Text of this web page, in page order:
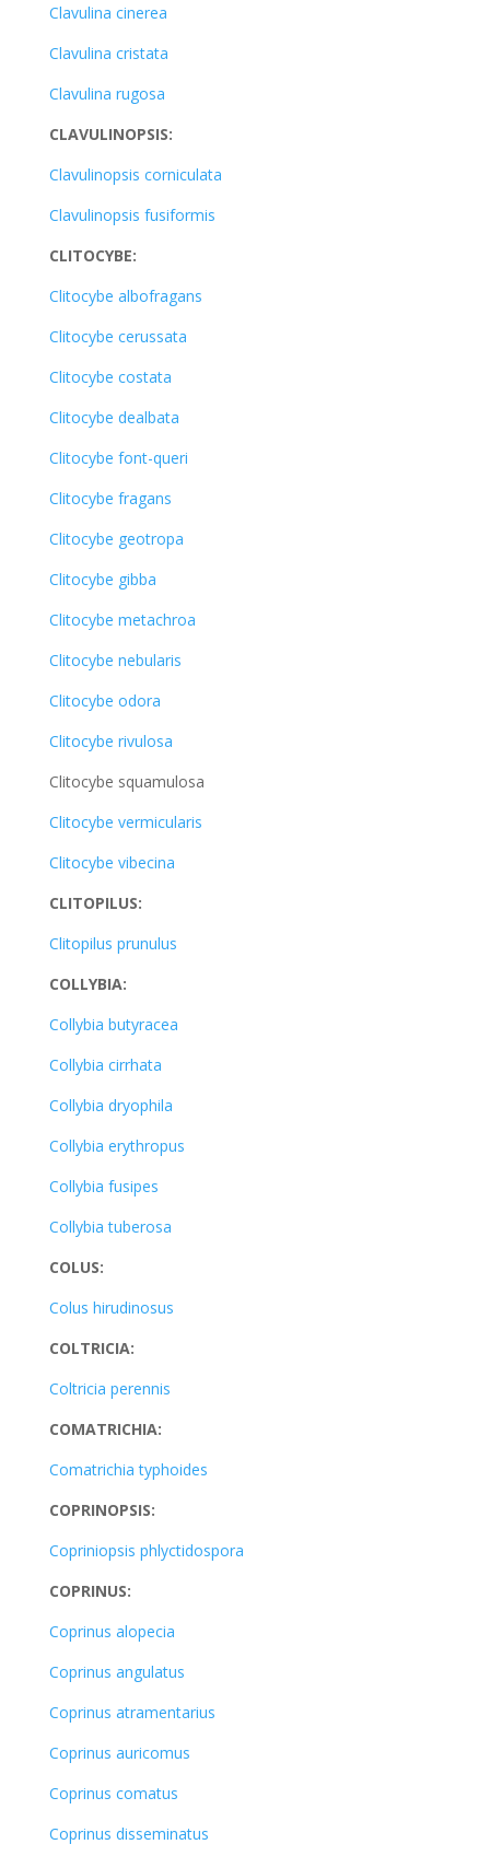
Clavulina cinerea
Clavulina cristata
Clavulina rugosa
CLAVULINOPSIS:
Clavulinopsis corniculata
Clavulinopsis fusiformis
CLITOCYBE:
Clitocybe albofragans
Clitocybe cerussata
Clitocybe costata
Clitocybe dealbata
Clitocybe font-queri
Clitocybe fragans
Clitocybe geotropa
Clitocybe gibba
Clitocybe metachroa
Clitocybe nebularis
Clitocybe odora
Clitocybe rivulosa
Clitocybe squamulosa
Clitocybe vermicularis
Clitocybe vibecina
CLITOPILUS:
Clitopilus prunulus
COLLYBIA:
Collybia butyracea
Collybia cirrhata
Collybia dryophila
Collybia erythropus
Collybia fusipes
Collybia tuberosa
COLUS:
Colus hirudinosus
COLTRICIA:
Coltricia perennis
COMATRICHIA:
Comatrichia typhoides
COPRINOPSIS:
Copriniopsis phlyctidospora
COPRINUS:
Coprinus alopecia
Coprinus angulatus
Coprinus atramentarius
Coprinus auricomus
Coprinus comatus
Coprinus disseminatus